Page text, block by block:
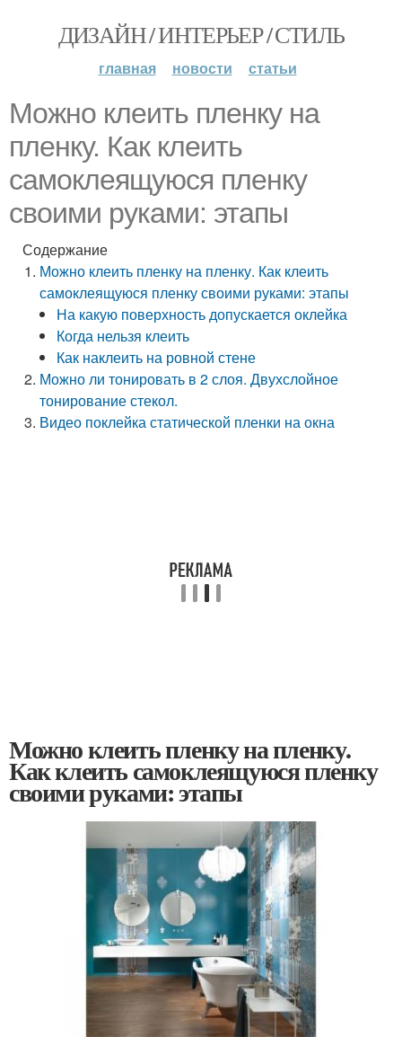
ДИЗАЙН / ИНТЕРЬЕР / СТИЛЬ
главная новости статьи
Можно клеить пленку на
пленку. Как клеить
самоклеящуюся пленку
своими руками: этапы
Содержание
Можно клеить пленку на пленку. Как клеить
самоклеящуюся пленку своими руками: этапы
На какую поверхность допускается оклейка
Когда нельзя клеить
Как наклеить на ровной стене
Можно ли тонировать в 2 слоя. Двухслойное
тонирование стекол.
Видео поклейка статической пленки на окна
Можно клеить пленку на пленку.
Как клеить самоклеящуюся пленку
своими руками: этапы